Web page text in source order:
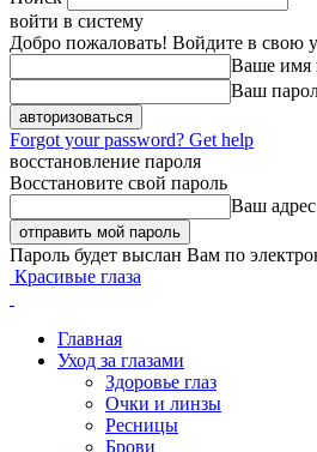
войти в систему
Добро пожаловать! Войдите в свою
Ваше имя
Ваш
Forgot your password? Get help
восстановление пароля
Восстановите свой пароль
Ваш
Пароль будет выслан Вам по
Красивые глаза
Главная
Уход за глазами
Здоровье глаз
Очки и линзы
Ресницы
Брови